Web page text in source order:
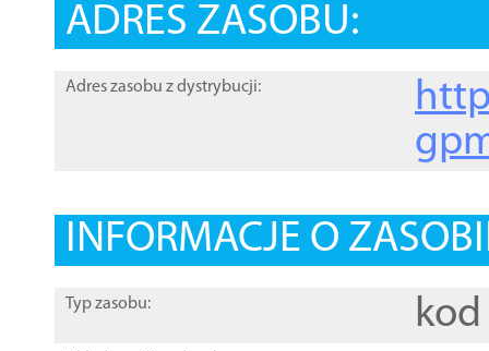
ADRES ZASOBU:
Adres zasobu z dystrybucji:
INFORMACJE O
Typ zasobu: kod